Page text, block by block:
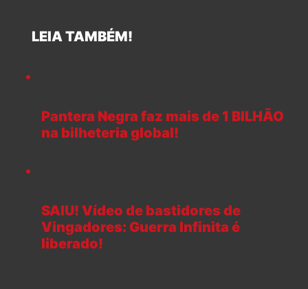
LEIA TAMBÉM!
Pantera Negra faz mais de 1 BILHÃO
na bilheteria global!
SAIU! Vídeo de bastidores de
Vingadores: Guerra Infinita é
liberado!